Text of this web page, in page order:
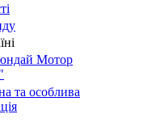
Мотор
та особлива